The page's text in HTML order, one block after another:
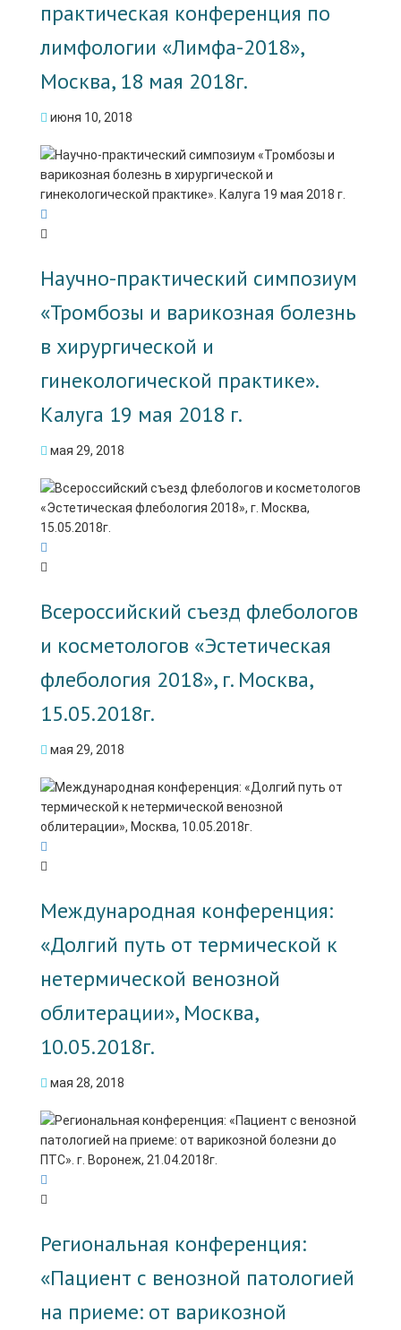
практическая конференция по
лимфологии «Лимфа-2018»,
Москва, 18 мая 2018г.
июня 10, 2018
Научно-практический симпозиум
«Тромбозы и варикозная болезнь
в хирургической и
гинекологической практике».
Калуга 19 мая 2018 г.
мая 29, 2018
Всероссийский съезд флебологов
и косметологов «Эстетическая
флебология 2018», г. Москва,
15.05.2018г.
мая 29, 2018
Международная конференция:
«Долгий путь от термической к
нетермической венозной
облитерации», Москва,
10.05.2018г.
мая 28, 2018
Региональная конференция:
«Пациент с венозной патологией
на приеме: от варикозной